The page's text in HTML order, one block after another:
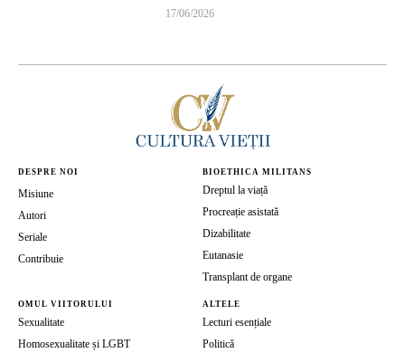
17/06/2026
DESPRE NOI
Misiune
Autori
Seriale
Contribuie
BIOETHICA MILITANS
Dreptul la viață
Procreație asistată
Dizabilitate
Eutanasie
Transplant de organe
OMUL VIITORULUI
Sexualitate
Homosexualitate și LGBT
ALTELE
Lecturi esențiale
Politică